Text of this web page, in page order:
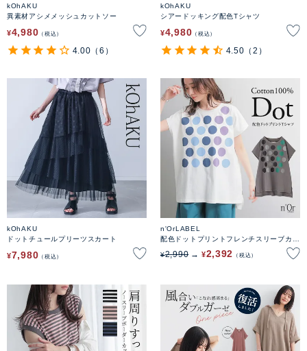
kOhAKU
異素材アシメメッシュカットソー
¥4,980 税込
4.00 （6）
kOhAKU
シアードッキング配色Tシャツ
¥4,980 税込
4.50 （2）
kOhAKU
ドットチュールプリーツスカート
¥7,980 税込
n'OrLABEL
配色ドットプリントフレンチスリーブカッ
¥2,990 ¥2,392 税込